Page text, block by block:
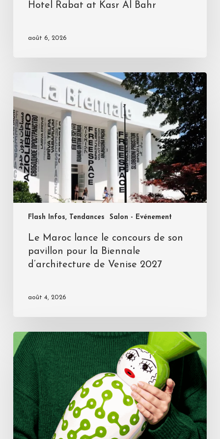
Hotel Rabat at Kasr Al Bahr
août 6, 2026
Flash Infos, Tendances Salon - Evénement
Le Maroc lance le concours de son
pavillon pour la Biennale
d’architecture de Venise 2027
août 4, 2026